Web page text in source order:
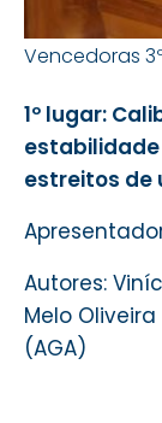
Vencedoras
1º lugar:
estreitos de
Autores:
Melo Oliveira
(AGA)